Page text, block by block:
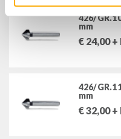
426/
mm
€ 24,00+
426/
mm
€32,00+